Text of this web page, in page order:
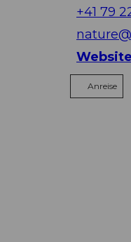
+41 79
Website
Anreise